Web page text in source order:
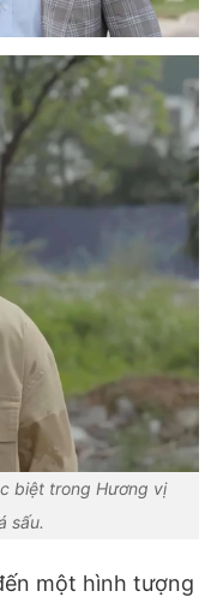
biệt trong Hương vị
sấu.
một hình tượng